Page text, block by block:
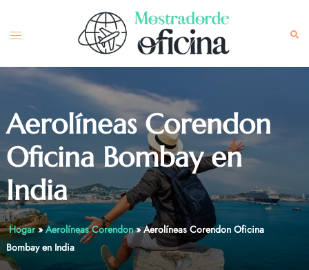
content
Toggle
Aerolíneas Corendon
Oficina Bombay en
India
Hogar»Aerolíneas Corendon»Aerolíneas Corendon Oficina
Bombay en India